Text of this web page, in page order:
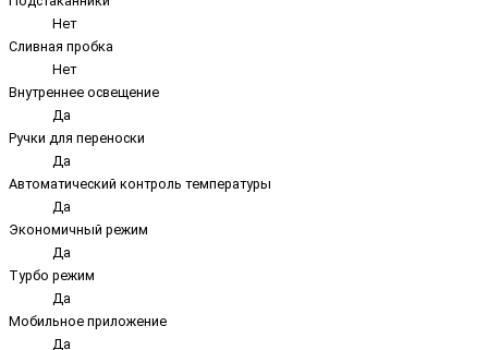
Нет
Сливная пробка
Нет
Внутреннее освещение
Да
Ручки для переноски
Да
Автоматический контроль температуры
Да
Экономичный режим
Да
Турбо режим
Да
Мобильное приложение
Да